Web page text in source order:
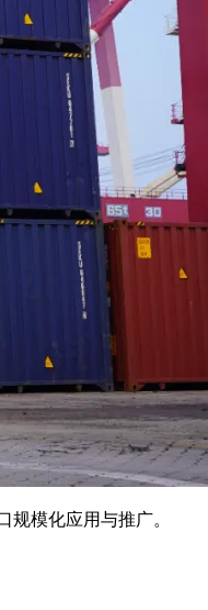
模化应用与推广。